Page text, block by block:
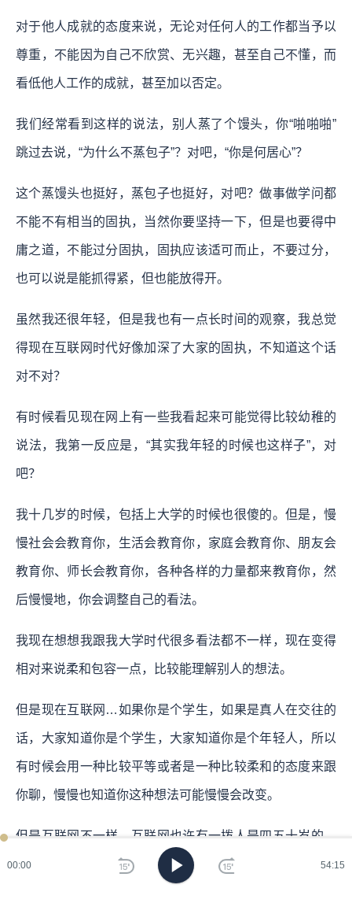
00:00 54:15
对于他人成就的态度来说，无论对任何人的工作都当予以
尊重，不能因为自己不欣赏、无兴趣，甚至自己不懂，而
看低他人工作的成就，甚至加以否定。
我们经常看到这样的说法，别人蒸了个馒头，你“啪啪啪”
跳过去说，“为什么不蒸包子”？对吧，“你是何居心”？
这个蒸馒头也挺好，蒸包子也挺好，对吧？做事做学问都
不能不有相当的固执，当然你要坚持一下，但是也要得中
庸之道，不能过分固执，固执应该适可而止，不要过分，
也可以说是能抓得紧，但也能放得开。
虽然我还很年轻，但是我也有一点长时间的观察，我总觉
得现在互联网时代好像加深了大家的固执，不知道这个话
对不对？
有时候看见现在网上有一些我看起来可能觉得比较幼稚的
说法，我第一反应是，“其实我年轻的时候也这样子”，对
吧？
我十几岁的时候，包括上大学的时候也很傻的。但是，慢
慢社会会教育你，生活会教育你，家庭会教育你、朋友会
教育你、师长会教育你，各种各样的力量都来教育你，然
后慢慢地，你会调整自己的看法。
我现在想想我跟我大学时代很多看法都不一样，现在变得
相对来说柔和包容一点，比较能理解别人的想法。
但是现在互联网…如果你是个学生，如果是真人在交往的
话，大家知道你是个学生，大家知道你是个年轻人，所以
有时候会用一种比较平等或者是一种比较柔和的态度来跟
你聊，慢慢也知道你这种想法可能慢慢会改变。
但是互联网不一样，互联网也许有一拨人是四五十岁的，
比较成熟的，然后经历也比较丰富的，他也有了比较稳固